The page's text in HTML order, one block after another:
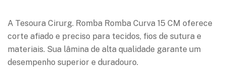
A Tesoura Cirurg. Romba Romba Curva 15 CM oferece
corte afiado e preciso para tecidos, fios de sutura e
materiais. Sua lâmina de alta qualidade garante um
desempenho superior e duradouro.